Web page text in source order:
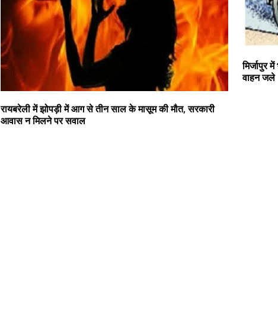
रायबरेली में झोपड़ी में आग से तीन साल के मासूम की मौत, सरकारी
आवास न मिलने पर सवाल
मिर्जापुर
वाहन जले